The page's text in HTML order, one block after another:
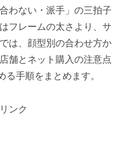
わない・派手」の三拍子
フレームの太さより、サ
は、顔型別の合わせ方か
舗とネット購入の注意点
る手順をまとめます。
ンク